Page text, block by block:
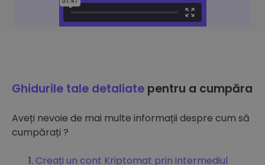
Ghidurile tale detaliate pentru a cumpăra
Aveți nevoie de mai multe informații despre cum să
cumpărați ?
Creați un cont Kriptomat prin intermediul